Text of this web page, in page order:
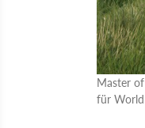
Master
für